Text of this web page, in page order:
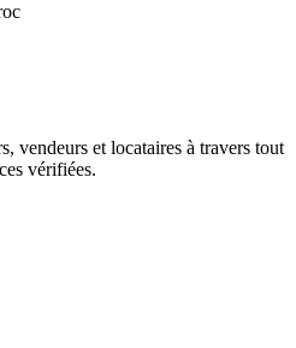
vendeurs et locataires à travers tout
vérifiées.